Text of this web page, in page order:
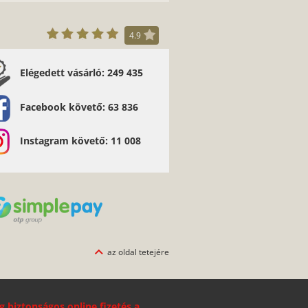
4.9
Mónika - Szuper nagyon jó,gyors szàllitàs
Elégedett vásárló: 249 435
Facebook követő: 63 836
Instagram követő: 11 008
az oldal tetejére